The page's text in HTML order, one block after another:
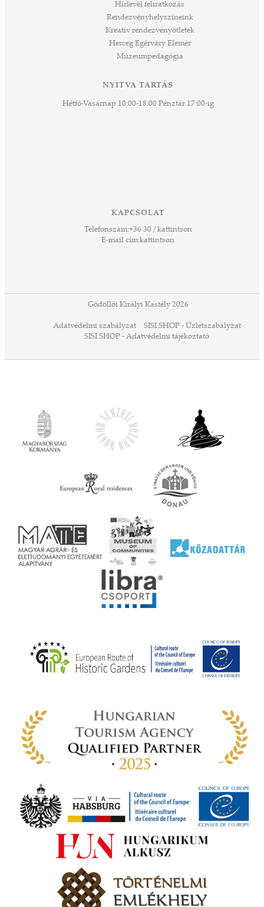
Hírlevél feliratkozás
Rendezvényhelyszíneink
Kreatív rendezvényötletek
Herceg Egérváry Elemér
Múzeumpedagógia
NYITVA TARTÁS
Hétfő-Vasárnap 10:00-18:00 Pénztár 17:00-ig
KAPCSOLAT
Telefonszám:+36 30 / kattintson
E-mail cím:kattintson
Gödöllői Királyi Kastély 2026
Adatvédelmi szabályzat
SISI SHOP - Üzletszabályzat
SISI SHOP - Adatvédelmi tájékoztató